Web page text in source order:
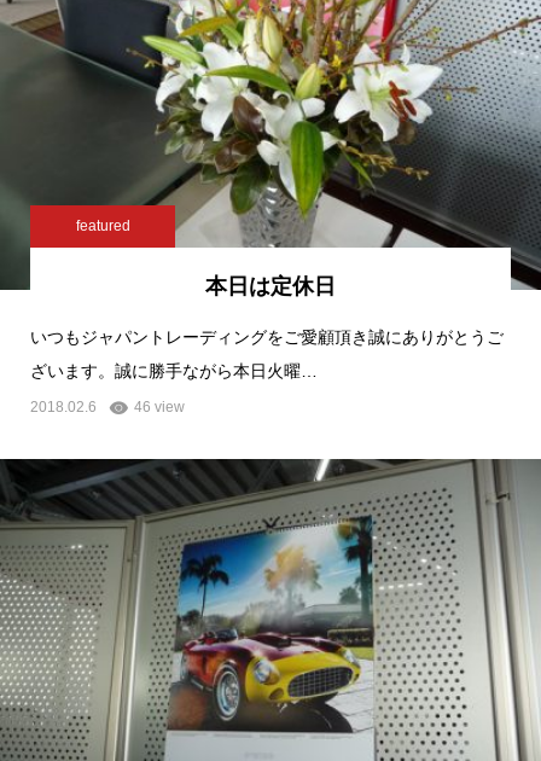
featured
本日は定休日
いつもジャパントレーディングをご愛顧頂き誠にありがとうご
ざいます。誠に勝手ながら本日火曜…
2018.02.6 46 view